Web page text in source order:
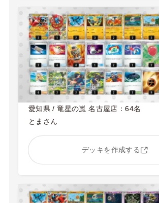
愛知県 / 竜星の嵐 名古屋店：64名
とまさん
デッキを作成する